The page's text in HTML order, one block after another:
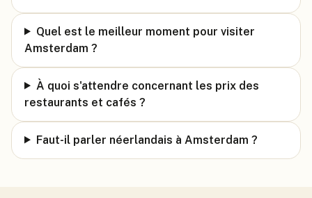
Quel est le meilleur moment pour visiter
Amsterdam ?
À quoi s'attendre concernant les prix des
restaurants et cafés ?
Faut-il parler néerlandais à Amsterdam ?